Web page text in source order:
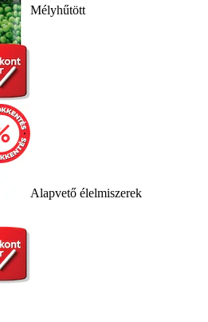
Mélyhűtött
Alapvető élelmiszerek